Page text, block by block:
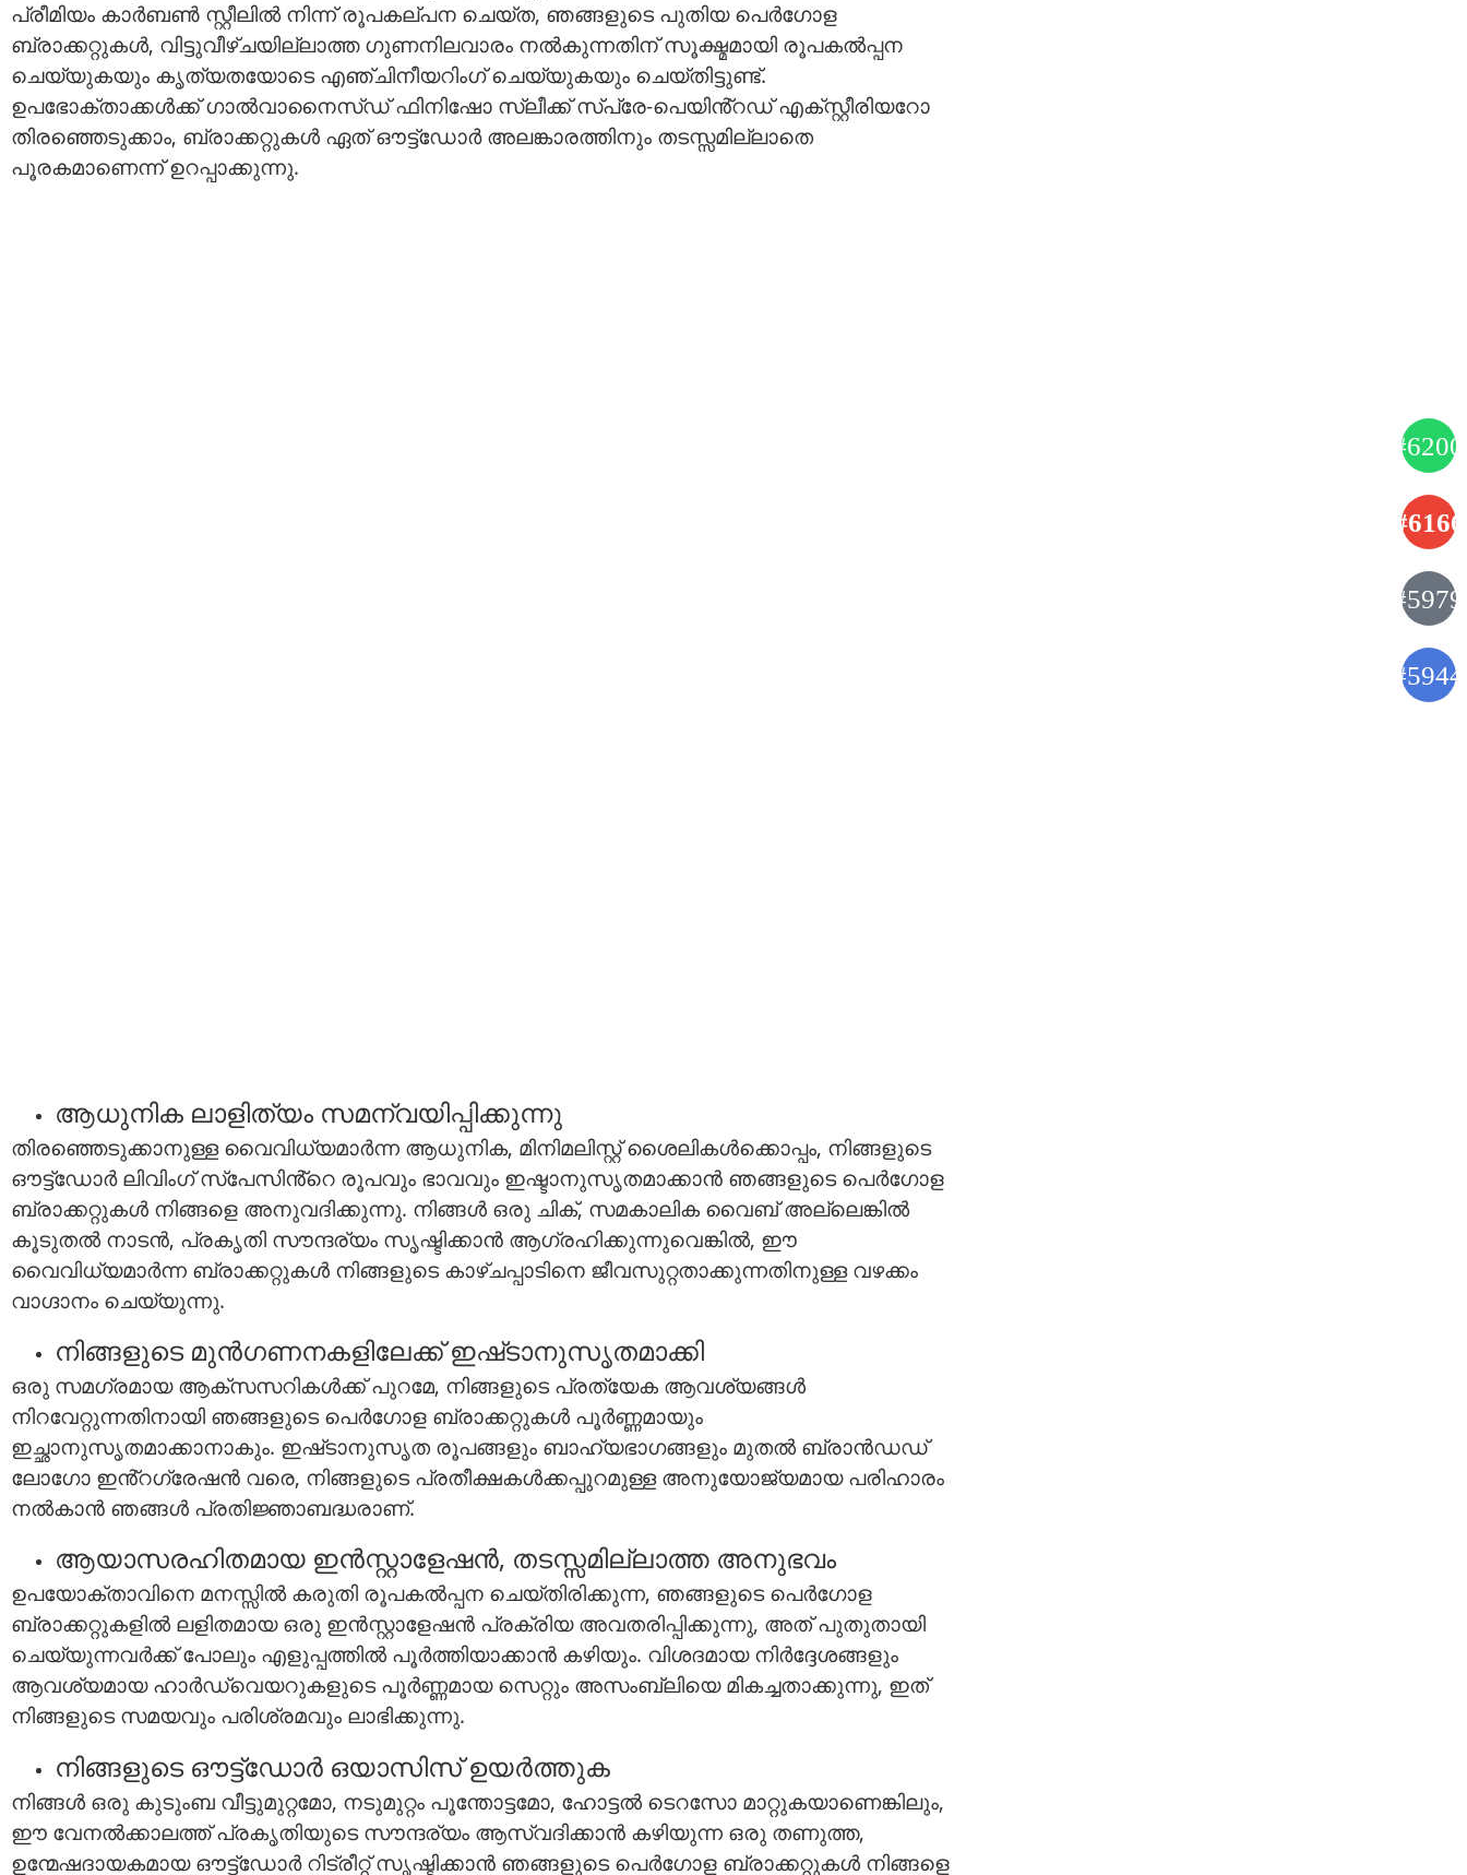
പ്രീമിയം കാർബൺ സ്റ്റീലിൽ നിന്ന് രൂപകല്പന ചെയ്ത, ഞങ്ങളുടെ പുതിയ പെർഗോള
ബ്രാക്കറ്റുകൾ, വിട്ടുവീഴ്ചയില്ലാത്ത ഗുണനിലവാരം നൽകുന്നതിന് സൂക്ഷ്മമായി രൂപകൽപ്പന
ചെയ്യുകയും കൃത്യതയോടെ എഞ്ചിനീയറിംഗ് ചെയ്യുകയും ചെയ്തിട്ടുണ്ട്.
ഉപഭോക്താക്കൾക്ക് ഗാൽവാനൈസ്ഡ് ഫിനിഷോ സ്ലീക്ക് സ്പ്രേ-പെയിൻ്റഡ് എക്സ്റ്റീരിയറോ
തിരഞ്ഞെടുക്കാം, ബ്രാക്കറ്റുകൾ ഏത് ഔട്ട്ഡോർ അലങ്കാരത്തിനും തടസ്സമില്ലാതെ
പൂരകമാണെന്ന് ഉറപ്പാക്കുന്നു.
ആധുനിക ലാളിത്യം സമന്വയിപ്പിക്കുന്നു
തിരഞ്ഞെടുക്കാനുള്ള വൈവിധ്യമാർന്ന ആധുനിക, മിനിമലിസ്റ്റ് ശൈലികൾക്കൊപ്പം, നിങ്ങളുടെ
ഔട്ട്ഡോർ ലിവിംഗ് സ്പേസിൻ്റെ രൂപവും ഭാവവും ഇഷ്ടാനുസൃതമാക്കാൻ ഞങ്ങളുടെ പെർഗോള
ബ്രാക്കറ്റുകൾ നിങ്ങളെ അനുവദിക്കുന്നു. നിങ്ങൾ ഒരു ചിക്, സമകാലിക വൈബ് അല്ലെങ്കിൽ
കൂടുതൽ നാടൻ, പ്രകൃതി സൗന്ദര്യം സൃഷ്ടിക്കാൻ ആഗ്രഹിക്കുന്നുവെങ്കിൽ, ഈ
വൈവിധ്യമാർന്ന ബ്രാക്കറ്റുകൾ നിങ്ങളുടെ കാഴ്ചപ്പാടിനെ ജീവസുറ്റതാക്കുന്നതിനുള്ള വഴക്കം
വാഗ്ദാനം ചെയ്യുന്നു.
നിങ്ങളുടെ മുൻഗണനകളിലേക്ക് ഇഷ്‌ടാനുസൃതമാക്കി
ഒരു സമഗ്രമായ ആക്സസറികൾക്ക് പുറമേ, നിങ്ങളുടെ പ്രത്യേക ആവശ്യങ്ങൾ
നിറവേറ്റുന്നതിനായി ഞങ്ങളുടെ പെർഗോള ബ്രാക്കറ്റുകൾ പൂർണ്ണമായും
ഇച്ഛാനുസൃതമാക്കാനാകും. ഇഷ്‌ടാനുസൃത രൂപങ്ങളും ബാഹ്യഭാഗങ്ങളും മുതൽ ബ്രാൻഡഡ്
ലോഗോ ഇൻ്റഗ്രേഷൻ വരെ, നിങ്ങളുടെ പ്രതീക്ഷകൾക്കപ്പുറമുള്ള അനുയോജ്യമായ പരിഹാരം
നൽകാൻ ഞങ്ങൾ പ്രതിജ്ഞാബദ്ധരാണ്.
ആയാസരഹിതമായ ഇൻസ്റ്റാളേഷൻ, തടസ്സമില്ലാത്ത അനുഭവം
ഉപയോക്താവിനെ മനസ്സിൽ കരുതി രൂപകൽപ്പന ചെയ്‌തിരിക്കുന്ന, ഞങ്ങളുടെ പെർഗോള
ബ്രാക്കറ്റുകളിൽ ലളിതമായ ഒരു ഇൻസ്റ്റാളേഷൻ പ്രക്രിയ അവതരിപ്പിക്കുന്നു, അത് പുതുതായി
ചെയ്യുന്നവർക്ക് പോലും എളുപ്പത്തിൽ പൂർത്തിയാക്കാൻ കഴിയും. വിശദമായ നിർദ്ദേശങ്ങളും
ആവശ്യമായ ഹാർഡ്‌വെയറുകളുടെ പൂർണ്ണമായ സെറ്റും അസംബ്ലിയെ മികച്ചതാക്കുന്നു, ഇത്
നിങ്ങളുടെ സമയവും പരിശ്രമവും ലാഭിക്കുന്നു.
നിങ്ങളുടെ ഔട്ട്‌ഡോർ ഒയാസിസ് ഉയർത്തുക
നിങ്ങൾ ഒരു കുടുംബ വീട്ടുമുറ്റമോ, നടുമുറ്റം പൂന്തോട്ടമോ, ഹോട്ടൽ ടെറസോ മാറ്റുകയാണെങ്കിലും,
ഈ വേനൽക്കാലത്ത് പ്രകൃതിയുടെ സൗന്ദര്യം ആസ്വദിക്കാൻ കഴിയുന്ന ഒരു തണുത്ത,
ഉന്മേഷദായകമായ ഔട്ട്ഡോർ റിട്രീറ്റ് സൃഷ്ടിക്കാൻ ഞങ്ങളുടെ പെർഗോള ബ്രാക്കറ്റുകൾ നിങ്ങളെ